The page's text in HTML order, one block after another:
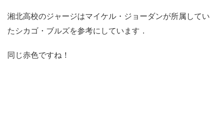
湘北高校のジャージはマイケル・ジョーダンが所属してい
たシカゴ・ブルズを参考にしています．
同じ赤色ですね！